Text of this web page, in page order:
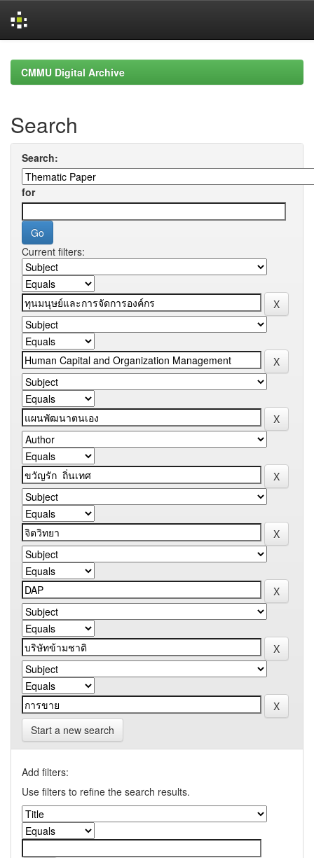
navigationCMMU Digital Archive
Search
Search:
for
Current filters:
Start a new search
Add filters:
Use filters to refine the search results.